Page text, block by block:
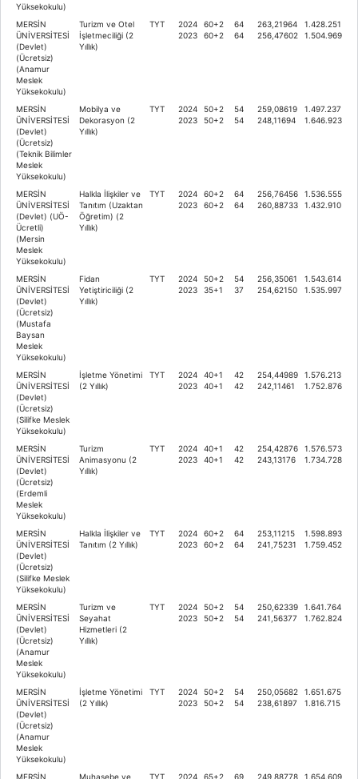
Yüksekokulu)
MERSİN
ÜNİVERSİTESİ
(Devlet)
(Ücretsiz)
(Anamur
Meslek
Yüksekokulu)
Turizm ve Otel
İşletmeciliği (2
Yıllık)
TYT
2024
2023
60+2
60+2
64
64
263,21964
256,47602
1.428.251
1.504.969
MERSİN
ÜNİVERSİTESİ
(Devlet)
(Ücretsiz)
(Teknik Bilimler
Meslek
Yüksekokulu)
Mobilya ve
Dekorasyon (2
Yıllık)
TYT
2024
2023
50+2
50+2
54
54
259,08619
248,11694
1.497.237
1.646.923
MERSİN
ÜNİVERSİTESİ
(Devlet) (UÖ-
Ücretli)
(Mersin
Meslek
Yüksekokulu)
Halkla İlişkiler ve
Tanıtım (Uzaktan
Öğretim) (2
Yıllık)
TYT
2024
2023
60+2
60+2
64
64
256,76456
260,88733
1.536.555
1.432.910
MERSİN
ÜNİVERSİTESİ
(Devlet)
(Ücretsiz)
(Mustafa
Baysan
Meslek
Yüksekokulu)
Fidan
Yetiştiriciliği (2
Yıllık)
TYT
2024
2023
50+2
35+1
54
37
256,35061
254,62150
1.543.614
1.535.997
MERSİN
ÜNİVERSİTESİ
(Devlet)
(Ücretsiz)
(Silifke Meslek
Yüksekokulu)
İşletme Yönetimi
(2 Yıllık)
TYT
2024
2023
40+1
40+1
42
42
254,44989
242,11461
1.576.213
1.752.876
MERSİN
ÜNİVERSİTESİ
(Devlet)
(Ücretsiz)
(Erdemli
Meslek
Yüksekokulu)
Turizm
Animasyonu (2
Yıllık)
TYT
2024
2023
40+1
40+1
42
42
254,42876
243,13176
1.576.573
1.734.728
MERSİN
ÜNİVERSİTESİ
(Devlet)
(Ücretsiz)
(Silifke Meslek
Yüksekokulu)
Halkla İlişkiler ve
Tanıtım (2 Yıllık)
TYT
2024
2023
60+2
60+2
64
64
253,11215
241,75231
1.598.893
1.759.452
MERSİN
ÜNİVERSİTESİ
(Devlet)
(Ücretsiz)
(Anamur
Meslek
Yüksekokulu)
Turizm ve
Seyahat
Hizmetleri (2
Yıllık)
TYT
2024
2023
50+2
50+2
54
54
250,62339
241,56377
1.641.764
1.762.824
MERSİN
ÜNİVERSİTESİ
(Devlet)
(Ücretsiz)
(Anamur
Meslek
Yüksekokulu)
İşletme Yönetimi
(2 Yıllık)
TYT
2024
2023
50+2
50+2
54
54
250,05682
238,61897
1.651.675
1.816.715
MERSİN Muhasebe ve TYT 2024 65+2 69 249,88778 1.654.609